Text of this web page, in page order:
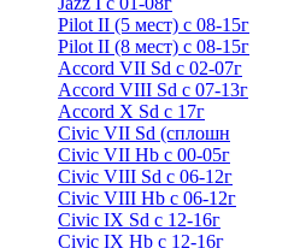
Pilot II (5 мест) с 08-15г
Pilot II (8 мест) с 08-15г
Accord VII Sd с 02-07г
Accord VIII Sd с 07-13г
Accord X Sd с 17г
Civic VII Sd (сплошн
Civic VII Hb с 00-05г
Civic VIII Sd с 06-12г
Civic VIII Hb с 06-12г
Civic IX Sd c 12-16г
Civic IX Hb с 12-16г